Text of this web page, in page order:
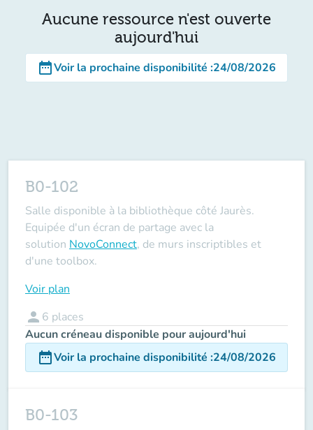
Aucune ressource n'est ouverte
aujourd'hui
date_rangeVoir la prochaine disponibilité :24/08/2026
B0-102
Salle disponible à la bibliothèque côté Jaurès.
Equipée d'un écran de partage avec la
solution NovoConnect, de murs inscriptibles et
d'une toolbox.
Voir plan
person 6 places
Aucun créneau disponible pour aujourd'hui
date_rangeVoir la prochaine disponibilité :24/08/2026
B0-103